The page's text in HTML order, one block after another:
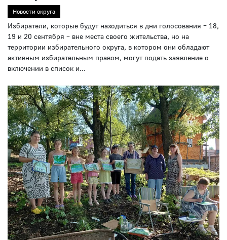
Новости округа
Избиратели, которые будут находиться в дни голосования – 18,
19 и 20 сентября – вне места своего жительства, но на
территории избирательного округа, в котором они обладают
активным избирательным правом, могут подать заявление о
включении в список и...